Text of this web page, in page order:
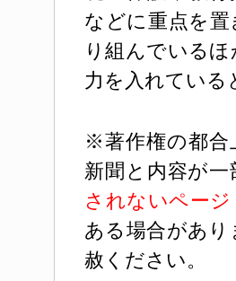
などに重点を
り組んでいる
力を入れている
※著作権の都合
新聞と内容が
されないペー
ある場合があ
赦ください。